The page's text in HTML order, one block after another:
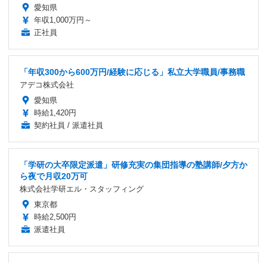
愛知県
年収1,000万円～
正社員
「年収300から600万円/経験に応じる」私立大学職員/事務職
アデコ株式会社
愛知県
時給1,420円
契約社員 / 派遣社員
「学研の大卒限定派遣」研修充実の集団指導の塾講師/夕方か
ら夜で月収20万可
株式会社学研エル・スタッフィング
東京都
時給2,500円
派遣社員